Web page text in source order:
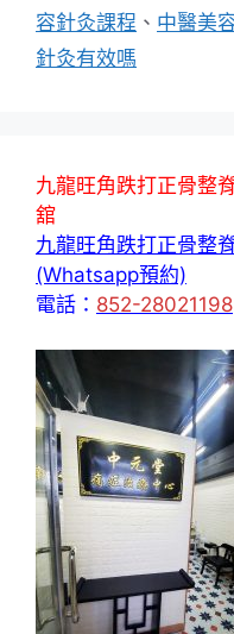
容針灸課程 、 中醫美
針灸有效嗎
九龍旺角跌打正骨整
舘
九龍旺角跌打正骨整
(Whatsapp預約)
電話： 852-28021198